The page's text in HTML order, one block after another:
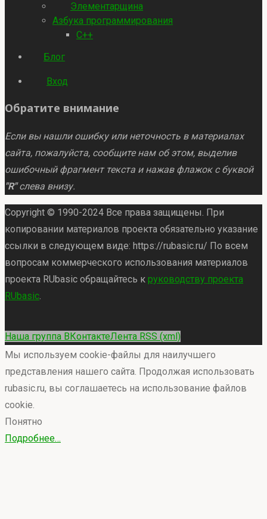
Элементарщина
Азбука программирования
C++
Блог
Вход
Обратите внимание
Если вы нашли ошибку или неточность в материалах
сайта, пожалуйста, сообщите нам об этом, выделив
ошибочный фрагмент текста и нажав флажок с буквой
"R"слева внизу.
Copyright © 1990-2024 Все права защищены. При
копировании материалов проекта обязательно указание
ссылки в следующем виде: https://rubasic.ru/ По всем
вопросам коммерческого использования материалов
проекта RUbasic обращайтесь к руководству проекта
RUbasic.
Back
to
Top
Наша группа ВКонтактеЛента RSS (xml)
Мы используем cookie-файлы для наилучшего
представления нашего сайта. Продолжая использовать
rubasic.ru, вы соглашаетесь на использование файлов
cookie.
Понятно
Подробнее…